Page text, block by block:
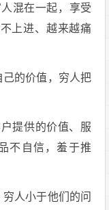
混在一起，享受
上进、越来越痛
的价值，穷人把
提供的价值、服
不自信，羞于推
人小于他们的问